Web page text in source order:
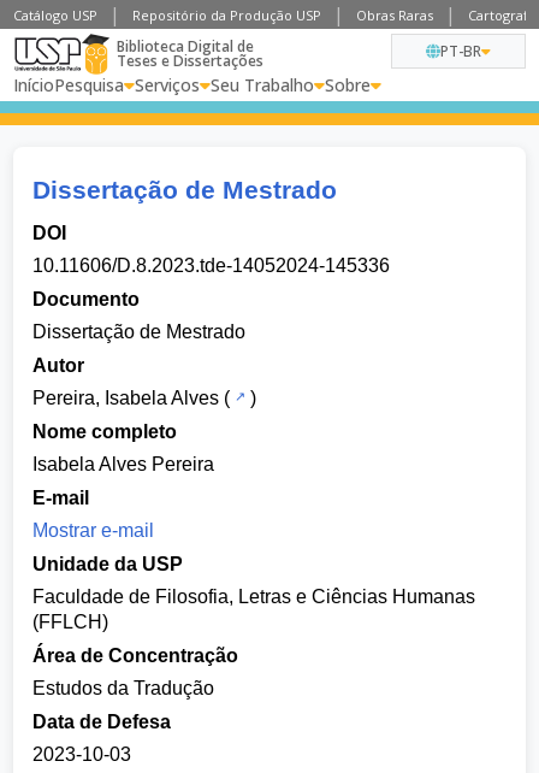
Catálogo USP Repositório da Produção USP Obras Raras
Biblioteca Digital de
Teses e Dissertações
InícioPesquisa Serviços Seu Trabalho Sobre
PT-BR
Dissertação de Mestrado
DOI
10.11606/D.8.2023.tde-14052024-145336
Documento
Dissertação de Mestrado
Autor
Pereira, Isabela Alves (
)
Nome completo
Isabela Alves Pereira
E-mail
Mostrar e-mail
Unidade da USP
Faculdade de Filosofia, Letras e Ciências Humanas
(FFLCH)
Área de Concentração
Estudos da Tradução
Data de Defesa
2023-10-03